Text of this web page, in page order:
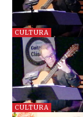
CULTURA
CULTURA